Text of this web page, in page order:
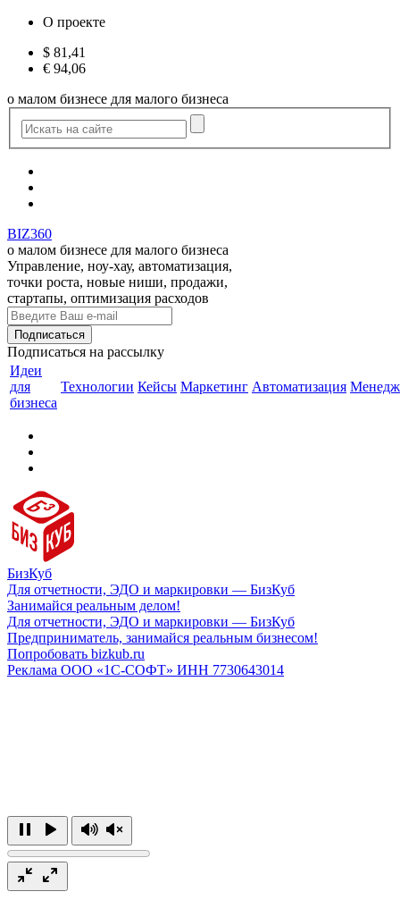
О проекте
$ 81,41
€ 94,06
о малом бизнесе для малого бизнеса
BIZ360
о малом бизнесе для малого бизнеса
Управление, ноу-хау, автоматизация,
точки роста, новые ниши, продажи,
стартапы, оптимизация расходов
Подписаться на рассылку
Идеи
для
бизнеса
Технологии Кейсы Маркетинг Автоматизация
БизКуб
Для отчетности, ЭДО и маркировки — БизКуб
Занимайся реальным делом!
Для отчетности, ЭДО и маркировки — БизКуб
Предприниматель, занимайся реальным бизнесом!
Попробовать bizkub.ru
Реклама ООО «1С-СОФТ» ИНН 7730643014